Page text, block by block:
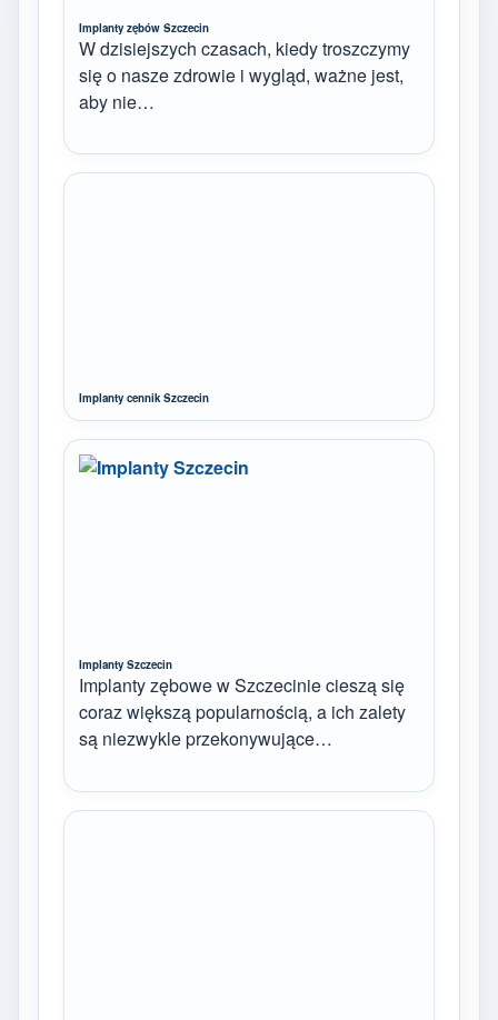
Implanty zębów Szczecin
W dzisiejszych czasach, kiedy troszczymy
się o nasze zdrowie i wygląd, ważne jest,
aby nie…
Implanty cennik Szczecin
Implanty Szczecin
Implanty zębowe w Szczecinie cieszą się
coraz większą popularnością, a ich zalety
są niezwykle przekonywujące…